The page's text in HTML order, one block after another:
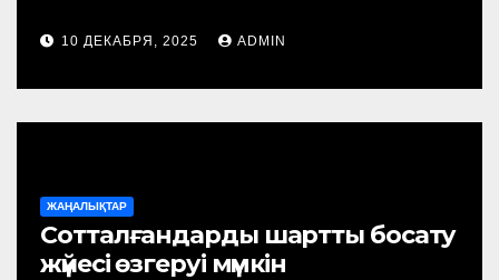
10 ДЕКАБРЯ, 2025 ADMIN
ЖАҢАЛЫҚТАР
Сотталғандарды шартты босату
жүйесі өзгеруі мүмкін